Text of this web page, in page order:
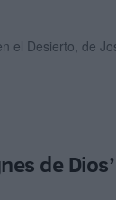
el Desierto, de
de Dios’